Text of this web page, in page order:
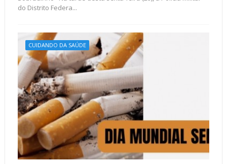
do Distrito Federa...
CUIDANDO DA SAÚDE